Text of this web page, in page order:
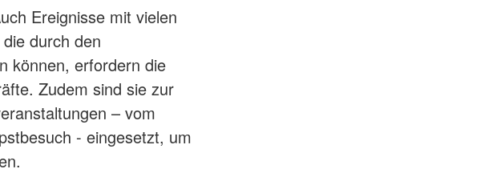
Ereignisse mit vielen
durch den
können, erfordern die
Zudem sind sie zur
– vom
- eingesetzt, um